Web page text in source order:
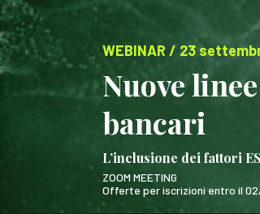
WEBINAR / 23
Nuove
bancari
L’inclusione dei fattori
ZOOM MEETING
Offerte per iscrizioni entro il